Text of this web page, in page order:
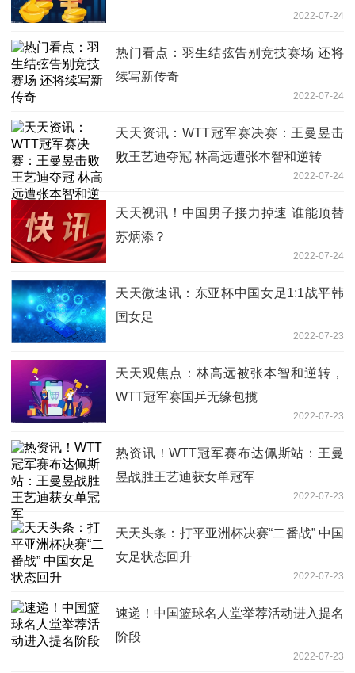
2022-07-24
热门看点：羽生结弦告别竞技赛场 还将
续写新传奇
2022-07-24
天天资讯：WTT冠军赛决赛：王曼昱击
败王艺迪夺冠 林高远遭张本智和逆转
2022-07-24
天天视讯！中国男子接力掉速 谁能顶替
苏炳添？
2022-07-24
天天微速讯：东亚杯中国女足1:1战平韩
国女足
2022-07-23
天天观焦点：林高远被张本智和逆转，
WTT冠军赛国乒无缘包揽
2022-07-23
热资讯！WTT冠军赛布达佩斯站：王曼
昱战胜王艺迪获女单冠军
2022-07-23
天天头条：打平亚洲杯决赛“二番战” 中国
女足状态回升
2022-07-23
速递！中国篮球名人堂举荐活动进入提名
阶段
2022-07-23